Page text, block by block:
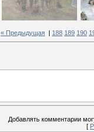
« Предыдущая 188 189 190
Добавлять комментарии
[